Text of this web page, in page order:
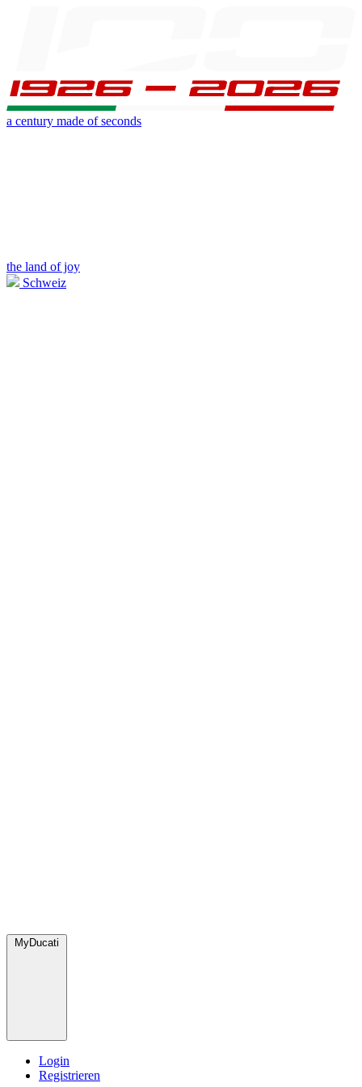
a century made of seconds
the land of joy
Schweiz
MyDucati
Login
Registrieren